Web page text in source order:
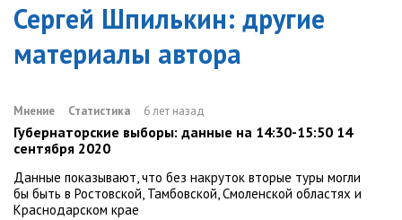
Сергей Шпилькин: другие
материалы автора
Мнение Статистика 6 лет назад
Губернаторские выборы: данные на 14:30-15:50 14
сентября 2020
Данные показывают, что без накруток вторые туры могли
бы быть в Ростовской, Тамбовской, Смоленской областях и
Краснодарском крае